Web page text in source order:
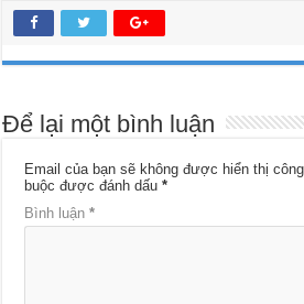
Để lại một bình luận
Email của bạn sẽ không được hiển thị
buộc được đánh dấu*
Bình luận*